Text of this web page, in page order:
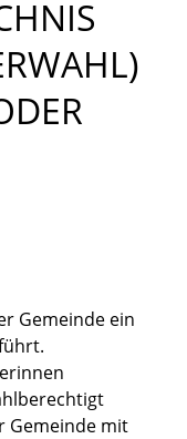
Gemeinde ein
Gemeinde mit